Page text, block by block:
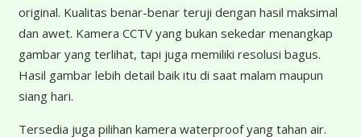
original. Kualitas benar-benar teruji dengan hasil maksimal
dan awet. Kamera CCTV yang bukan sekedar menangkap
gambar yang terlihat, tapi juga memiliki resolusi bagus.
Hasil gambar lebih detail baik itu di saat malam maupun
siang hari.
Tersedia juga pilihan kamera waterproof yang tahan air.